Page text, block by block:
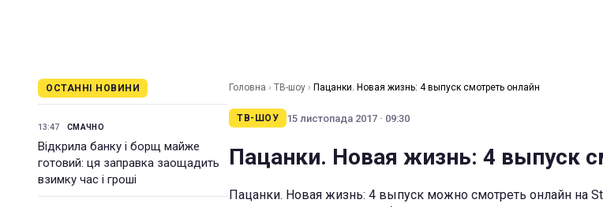
ОСТАННІ НОВИНИ
13:47 СМАЧНО
Відкрила банку і борщ майже
готовий: ця заправка заощадить
взимку час і гроші
Головна › ТВ-шоу › Пацанки. Новая жизнь: 4 выпуск смотреть онлайн
ТВ-ШОУ 15 листопада 2017 · 09:30
Пацанки. Новая жизнь: 4 выпуск
Пацанки. Новая жизнь: 4 выпуск можно смотреть онлайн на